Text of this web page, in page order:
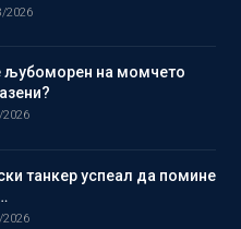
2026
на момчето
танкер успеал да помине